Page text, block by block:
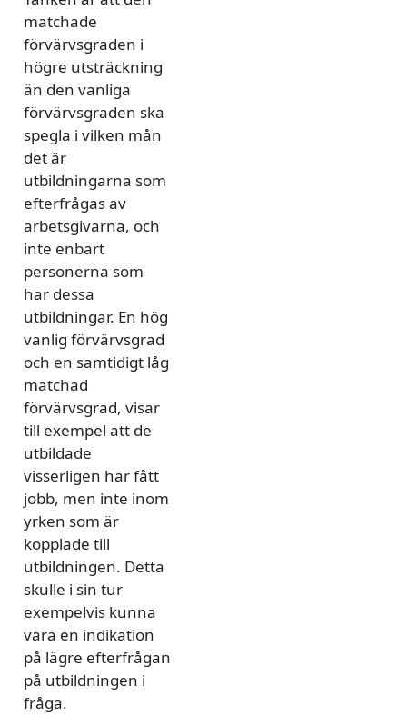
matchade
förvärvsgraden i
högre utsträckning
än den vanliga
förvärvsgraden ska
spegla i vilken mån
det är
utbildningarna som
efterfrågas av
arbetsgivarna, och
inte enbart
personerna som
har dessa
utbildningar. En hög
vanlig förvärvsgrad
och en samtidigt låg
matchad
förvärvsgrad, visar
till exempel att de
utbildade
visserligen har fått
jobb, men inte inom
yrken som är
kopplade till
utbildningen. Detta
skulle i sin tur
exempelvis kunna
vara en indikation
på lägre efterfrågan
på utbildningen i
fråga.